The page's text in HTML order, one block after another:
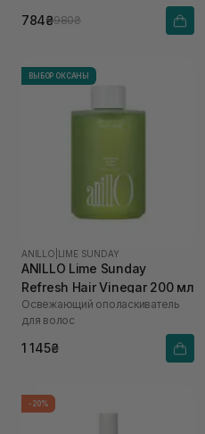
784₴980₴
ВЫБОР ОКСАНЫ
ANILLO LIME SUNDAY
ANILLO Lime Sunday
Refresh Hair Vinegar 200 мл
Освежающий ополаскиватель
для волос
1 145₴
-20%